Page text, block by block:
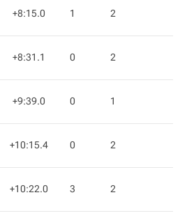
+8:15.0 1 2
+8:31.1 0 2
+9:39.0 0 1
+10:15.4 0 2
+10:22.0 3 2